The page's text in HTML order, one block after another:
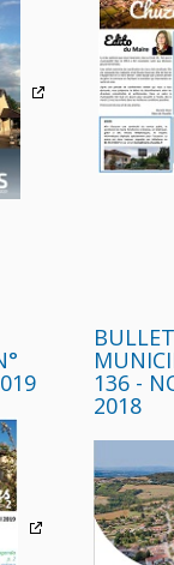
136 -
2018